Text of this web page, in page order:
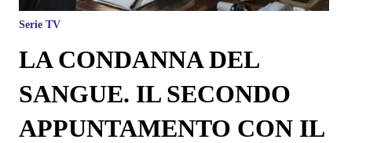
Serie TV
LA CONDANNA DEL
SANGUE. IL SECONDO
APPUNTAMENTO CON IL